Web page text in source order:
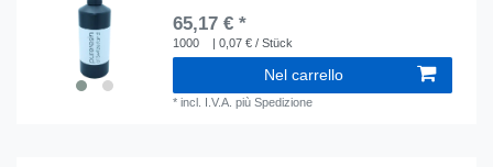
65,17 € *
1000 | 0,07 € / Stück
Nel carrello
*incl. I.V.A. piùSpedizione